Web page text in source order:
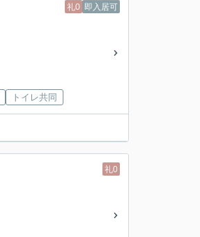
礼0 即入居可
トイレ共同
礼0